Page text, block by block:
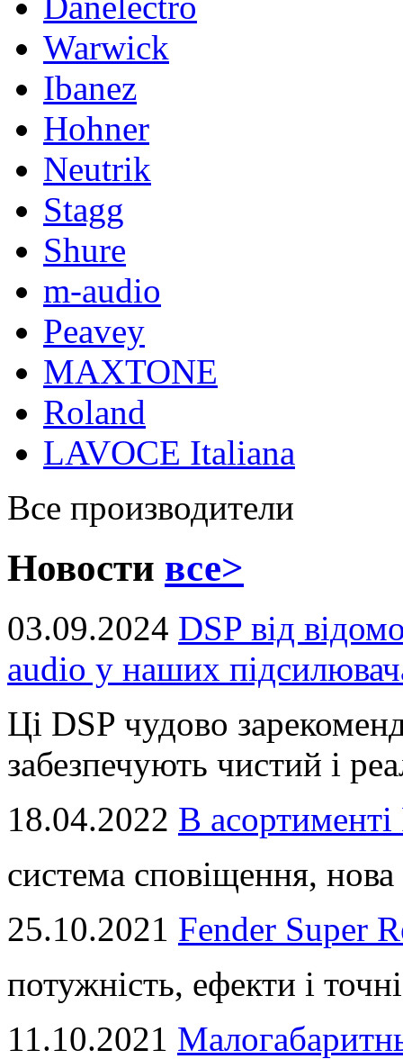
Warwick
Ibanez
Hohner
Neutrik
Stagg
Shure
m-audio
Peavey
MAXTONE
Roland
LAVOCE Italiana
Все производители
Новости все>
03.09.2024 DSP від
audio у наших
Ці DSP чудово
забезпечують чистий і
18.04.2022 В
система сповіщення,
25.10.2021 Fender Super
потужність, ефекти і
11.10.2021